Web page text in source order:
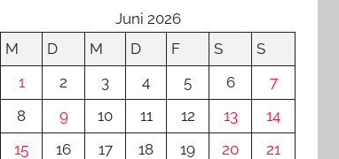
Juni 2026
M
D M D F S
S
1
2 3 4 5 6
7
8
9 10 11 12 13
14
15
16 17 18 19 20
21